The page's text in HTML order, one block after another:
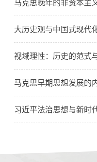
马克思晚年的非资本主
大历史观与中国式现代
视域理性：历史的范式
马克思早期思想发展的
习近平法治思想与新时